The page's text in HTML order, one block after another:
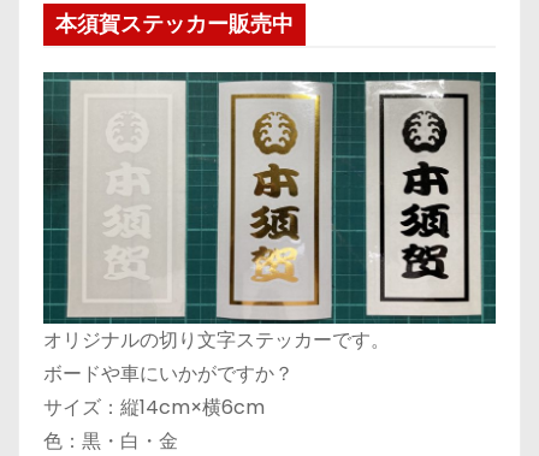
本須賀ステッカー販売中
オリジナルの切り文字ステッカーです。
ボードや車にいかがですか？
サイズ：縦14cm×横6cm
色：黒・白・金